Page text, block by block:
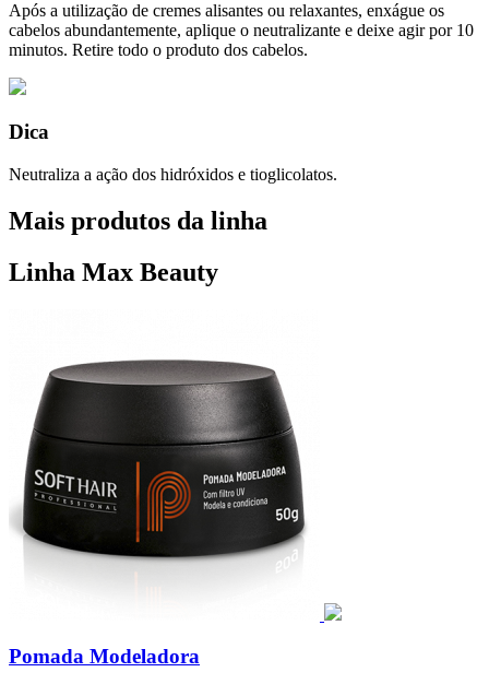
Após a utilização de cremes alisantes ou relaxantes, enxágue os
cabelos abundantemente, aplique o neutralizante e deixe agir por 10
minutos. Retire todo o produto dos cabelos.
Dica
Neutraliza a ação dos hidróxidos e tioglicolatos.
Mais produtos da linha
Linha Max Beauty
Pomada Modeladora